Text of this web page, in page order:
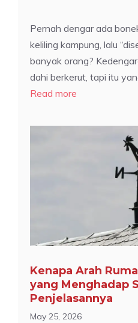
Pernah dengar ada
keliling kampung, lalu
banyak orang?
dahi berkerut, tapi itu
Read more
Kenapa Arah
yang Menghadap
Penjelasannya
May 25, 2026